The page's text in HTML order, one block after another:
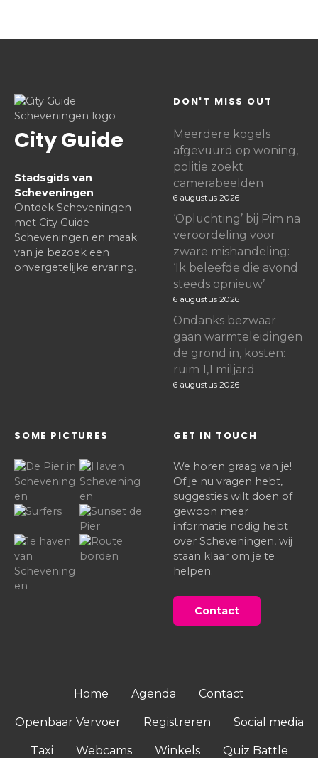
City Guide
Stadsgids van
Scheveningen
Ontdek Scheveningen
met City Guide
Scheveningen en maak
van je bezoek een
onvergetelijke ervaring.
DON'T MISS OUT
Meerdere kogels
afgevuurd op woning,
politie zoekt
camerabeelden
6 augustus 2026
‘Opluchting’ bij Pim na
veroordeling voor
zware mishandeling:
‘Ik beleefde die avond
steeds opnieuw’
6 augustus 2026
Ondanks bezwaar
gaan warmteleidingen
de grond in, kosten:
ruim 1,1 miljard
6 augustus 2026
SOME PICTURES GET IN TOUCH
We horen graag van je!
Of je nu vragen hebt,
suggesties wilt doen of
gewoon meer
informatie nodig hebt
over Scheveningen, wij
staan klaar om je te
helpen.
Contact
Home Agenda Contact
Openbaar Vervoer Registreren Social media
Taxi Webcams Winkels Quiz Battle